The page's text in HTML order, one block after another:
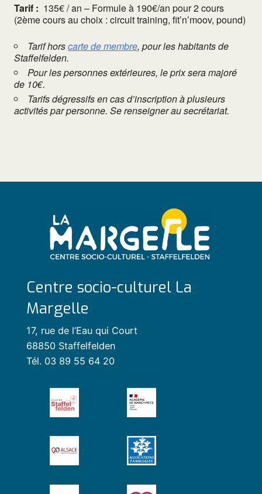
Tarif : 135€ / an – Formule à 190€/an pour 2 cours
(2ème cours au choix : circuit training, fit’n’moov, pound)
Tarif horscarte de membre, pour les habitants de
Staffelfelden.
Pour les personnes extérieures, le prix sera majoré
de 10€.
Tarifs dégressifs en cas d’inscription à plusieurs
activités par personne. Se renseigner au secrétariat.
Centre socio-culturel La
Margelle
17, rue de l’Eau qui Court
68850 Staffelfelden
Tél. 03 89 55 64 20